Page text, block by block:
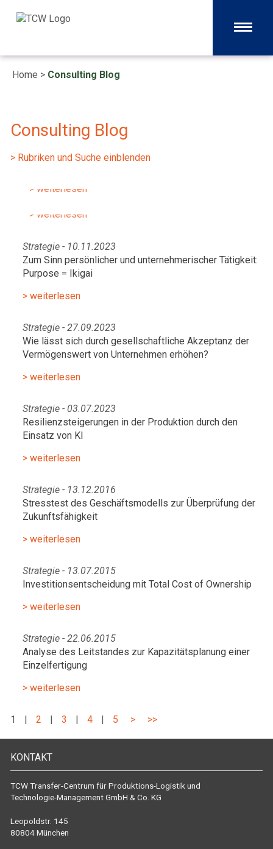
Home > Consulting Blog
Consulting Blog
> Rubriken und Suche einblenden
Strategie - 03.04.2024
zu Komplexitätsreduzierung und
> weiterlesen
Strategie - 27.11.2023
> weiterlesen
Strategie - 10.11.2023
Zum Sinn persönlicher und unternehmerischer Tätigkeit:
Purpose = Ikigai
> weiterlesen
Strategie - 27.09.2023
Wie lässt sich durch gesellschaftliche Akzeptanz der
Vermögenswert von Unternehmen erhöhen?
> weiterlesen
Strategie - 03.07.2023
Resilienzsteigerungen in der Produktion durch den
Einsatz von KI
> weiterlesen
Strategie - 13.12.2016
Stresstest des Geschäftsmodells zur Überprüfung der
Zukunftsfähigkeit
> weiterlesen
Strategie - 13.07.2015
Investitionsentscheidung mit Total Cost of Ownership
> weiterlesen
Strategie - 22.06.2015
Analyse des Leitstandes zur Kapazitätsplanung einer
Einzelfertigung
> weiterlesen
1 | 2 | 3 | 4 | 5 > >>
KONTAKT
TCW Transfer-Centrum für Produktions-Logistik und
Technologie-Management GmbH & Co. KG
Leopoldstr. 145
80804 München